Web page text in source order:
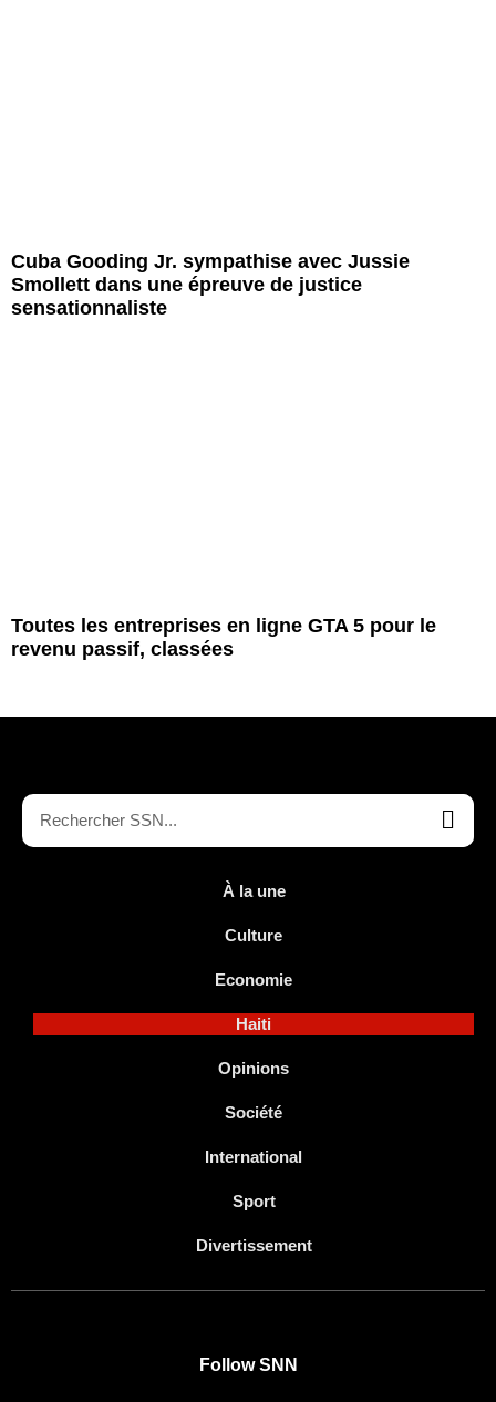
Cuba Gooding Jr. sympathise avec Jussie
Smollett dans une épreuve de justice
sensationnaliste
Toutes les entreprises en ligne GTA 5 pour le
revenu passif, classées
À la une
Culture
Economie
Haiti
Opinions
Société
International
Sport
Divertissement
Follow SNN